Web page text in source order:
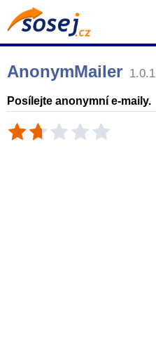
AnonymMailer 1.0.1
Posílejte anonymní e-maily.